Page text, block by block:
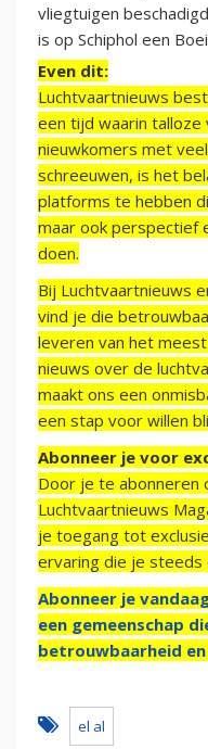
vliegtuigen
is op Schiphol een
Even dit:
Luchtvaartnieuws
een tijd waarin talloze
nieuwkomers met
schreeuwen, is het
platforms te hebben
maar ook perspectief
doen.
Bij Luchtvaartnieuws
vind je die
leveren van het
nieuws over de
maakt ons een
een stap voor willen
Abonneer je voor
Door je te abonneren
Luchtvaartnieuws
je toegang tot
ervaring die je
Abonneer je
een gemeenschap
betrouwbaarheid
el al